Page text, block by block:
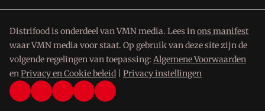
Distrifood is onderdeel van VMN media. Lees inons manifest
waar VMN media voor staat. Op gebruik van deze site zijn de
volgende regelingen van toepassing: Algemene Voorwaarden
enPrivacy en Cookie beleid Privacy instellingen